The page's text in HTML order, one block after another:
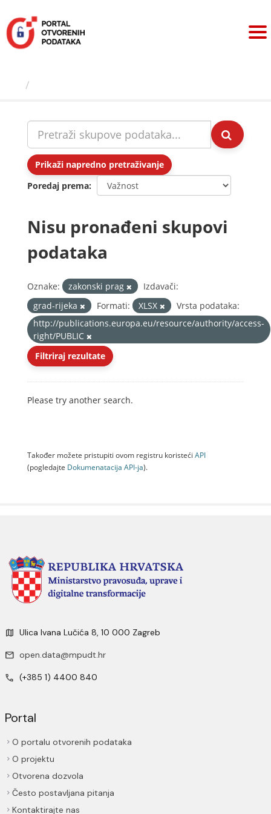
sadržaj
Prikaži napredno pretraživanje
Poredaj prema
Nisu pronađeni skupovi
podataka
Oznake: zakonski prag
Izdavači:
grad-rijeka
Formati: XLSX
Vrsta podataka:
http://publications.europa.eu/resource/authority/access-
right/PUBLIC
Filtriraj rezultate
Please try another search.
Također možete pristupiti ovom registru koristeći API
(pogledajte Dokumenаtаcijа API-jа).